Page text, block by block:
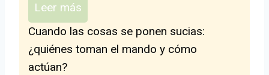
Leer más
Cuando las cosas se ponen sucias:
¿quiénes toman el mando y cómo
actúan?